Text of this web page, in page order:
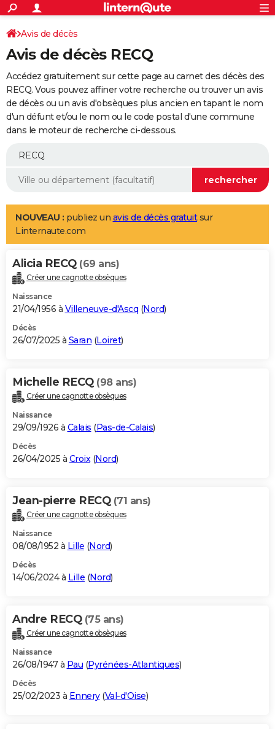
ACTUALITÉS
Politique
Société
Faits Divers
Education
Monde
Villes
+
SPORT
Coupe du monde 2026
Football
Tennis
Cyclisme
Rugby
Forum
Programme TV
TNT
Streaming
Cinéma
Sorties cinéma
Musique
+
FINANCE
Retraite
Impôts
Epargne
Immobilier
Risques naturels par ville
Banque
Assurance
Crédit
AUTO
Essais
Réserver un essai
Citadines
Berlines
SUV
Forum auto
+
Mobiles
Meilleur smartphone
Internet
Ordinateurs
Jeux vidéo
Guide high-tech
Aménagement intérieur
LIFESTYLE
Art de vivre
Bien-être
Loisirs
Mode
Modes de vie
Alimentation
Guide de la santé
Maladies
Médicaments
Sommeil
VOYAGE
Destinations
City break
Voyage nature
Voyage de noces
Forum
Climat
+PHOTO
GUIDES D'ACHAT
BONS PLANS
Carte de Noël
Carte Bonne année
Carte Saint-Valentin
Carte Pâques
Carte d'anniversaire
DICTIONNAIRE
Dictionnaire
Biographies
Citations
Expressions
Proverbes
PROGRAMME TV
S'inscrire
Se connecter
Lycées
Collèges
Primaires
Universités
Entreprises
Service militaire
Avis de recherche
AVIS DE DÉCÈS
Bricolage
Lifestyle
Culture
Sport
Auto
Television
Voyage
Cinema
Avis de décès
Avis de décès RECQ
Accédez gratuitement sur cette page au carnet des décès des
RECQ. Vous pouvez affiner votre recherche ou trouver un avis
de décès ou un avis d'obsèques plus ancien en tapant le nom
d'un défunt et/ou le nom ou le code postal d'une commune
dans le moteur de recherche ci-dessous.
NOUVEAU : publiez un avis de décès gratuitsur
Linternaute.com
Alicia RECQ (69 ans)
Créer une cagnotte obsèques
Naissance
21/04/1956 à Villeneuve-d'Ascq (Nord)
Décès
26/07/2025 à Saran (Loiret)
Michelle RECQ (98 ans)
Créer une cagnotte obsèques
Naissance
29/09/1926 à Calais (Pas-de-Calais)
Décès
26/04/2025 à Croix(Nord)
Jean-pierre RECQ (71 ans)
Créer une cagnotte obsèques
Naissance
08/08/1952 à Lille (Nord)
Décès
14/06/2024 à Lille (Nord)
Andre RECQ (75 ans)
Créer une cagnotte obsèques
Naissance
26/08/1947 à Pau (Pyrénées-Atlantiques)
Décès
25/02/2023 à Ennery(Val-d'Oise)